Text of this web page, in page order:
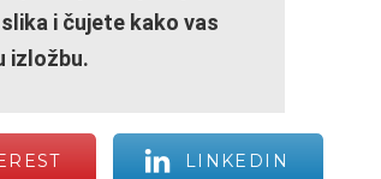
i čujete kako vas
izložbu.
LINKEDIN